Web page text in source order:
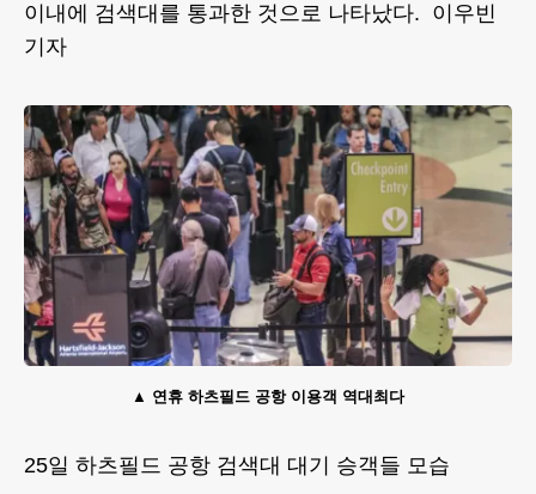
이내에 검색대를 통과한 것으로 나타났다. 이우빈
기자
연휴 하츠필드 공항 이용객 역대최다
25일 하츠필드 공항 검색대 대기 승객들 모습